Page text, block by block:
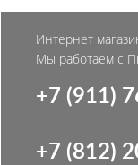
Интернет
Мы работаем с
+7 (911)
+7 (812)